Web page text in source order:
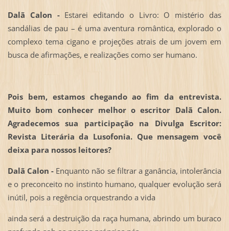
Dalã Calon -Estarei editando o Livro: O mistério das
sandálias de pau – é uma aventura romântica, explorado o
complexo tema cigano e projeções atrais de um jovem em
busca de afirmações, e realizações como ser humano.
Pois bem, estamos chegando ao fim da entrevista.
Muito bom conhecer melhor o escritor Dalã Calon.
Agradecemos sua participação na Divulga Escritor:
Revista Literária da Lusofonia. Que mensagem você
deixa para nossos leitores?
Dalã Calon - Enquanto não se filtrar a ganância, intolerância
e o preconceito no instinto humano, qualquer evolução será
inútil, pois a regência orquestrando a vida
ainda será a destruição da raça humana, abrindo um buraco